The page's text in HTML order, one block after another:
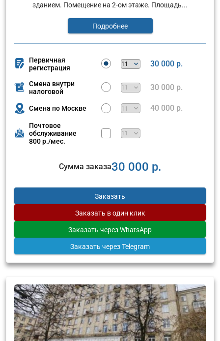
зданием. Помещение на 2-ом этаже. Площадь...
Подробнее
Первичная
регистрация
30 000 р.
Смена внутри
налоговой
30 000 р.
Смена по Москве 40 000 р.
Почтовое
обслуживание
800 р./мес.
Сумма заказа30 000 р.
Заказать
Заказать в один клик
Заказать через WhatsApp
Заказать через Telegram